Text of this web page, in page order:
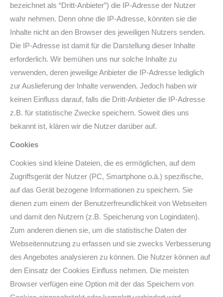
bezeichnet als “Dritt-Anbieter”) die IP-Adresse der Nutzer
wahr nehmen. Denn ohne die IP-Adresse, könnten sie die
Inhalte nicht an den Browser des jeweiligen Nutzers senden.
Die IP-Adresse ist damit für die Darstellung dieser Inhalte
erforderlich. Wir bemühen uns nur solche Inhalte zu
verwenden, deren jeweilige Anbieter die IP-Adresse lediglich
zur Auslieferung der Inhalte verwenden. Jedoch haben wir
keinen Einfluss darauf, falls die Dritt-Anbieter die IP-Adresse
z.B. für statistische Zwecke speichern. Soweit dies uns
bekannt ist, klären wir die Nutzer darüber auf.
Cookies
Cookies sind kleine Dateien, die es ermöglichen, auf dem
Zugriffsgerät der Nutzer (PC, Smartphone o.ä.) spezifische,
auf das Gerät bezogene Informationen zu speichern. Sie
dienen zum einem der Benutzerfreundlichkeit von Webseiten
und damit den Nutzern (z.B. Speicherung von Logindaten).
Zum anderen dienen sie, um die statistische Daten der
Webseitennutzung zu erfassen und sie zwecks Verbesserung
des Angebotes analysieren zu können. Die Nutzer können auf
den Einsatz der Cookies Einfluss nehmen. Die meisten
Browser verfügen eine Option mit der das Speichern von